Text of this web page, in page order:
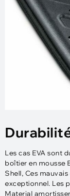
Les cas EVA sont
boîtier en mousse
Shell, Ces
exceptionnel. Les
Material